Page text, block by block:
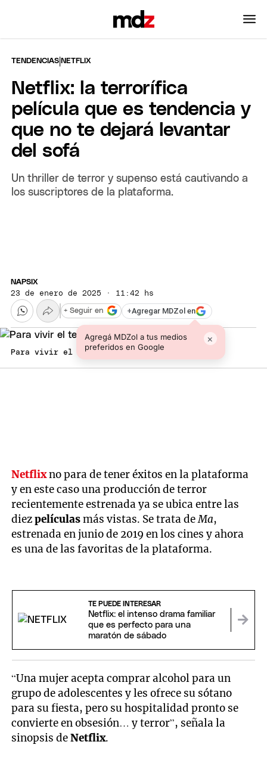
TENDENCIAS |NETFLIX
Netflix: la terrorífica
película que es tendencia y
que no te dejará levantar
del sofá
Un thriller de terror y supenso está cautivando a
los suscriptores de la plataforma.
NAPSIX
23 de enero de 2025 · 11:42 hs
+Agregar MDZol en
Agregá MDZol a tus medios
preferidos en Google
×
+ Seguir en
Para vivir el terror a pleno. Foto: Netflix
Netflixno para de tener éxitos en la plataforma
y en este caso una producción de terror
recientemente estrenada ya se ubica entre las
diezpelículasmás vistas. Se trata deMa,
estrenada en junio de 2019 en los cines y ahora
es una de las favoritas de la plataforma.
TE PUEDE INTERESAR
Netflix: el intenso drama familiar
que es perfecto para una
maratón de sábado
“Una mujer acepta comprar alcohol para un
grupo de adolescentes y les ofrece su sótano
para su fiesta, pero su hospitalidad pronto se
convierte en obsesión… y terror”, señala la
sinopsis deNetflix.